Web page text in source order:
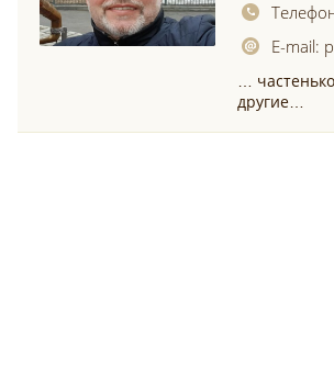
E-mail:
…
другие…